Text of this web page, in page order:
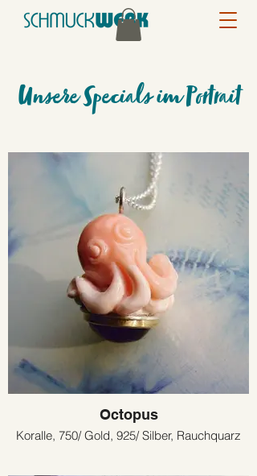
Unsere Specials im Portrait
Octopus
Koralle, 750/ Gold, 925/ Silber, Rauchquarz